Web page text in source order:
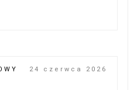
24 czerwca 2026